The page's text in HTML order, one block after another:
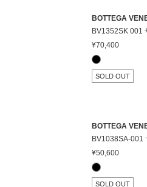
BOTTEGA
BV1352SK 001
¥70,400
SOLD OUT
BOTTEGA
BV1038SA-001
¥50,600
SOLD OUT